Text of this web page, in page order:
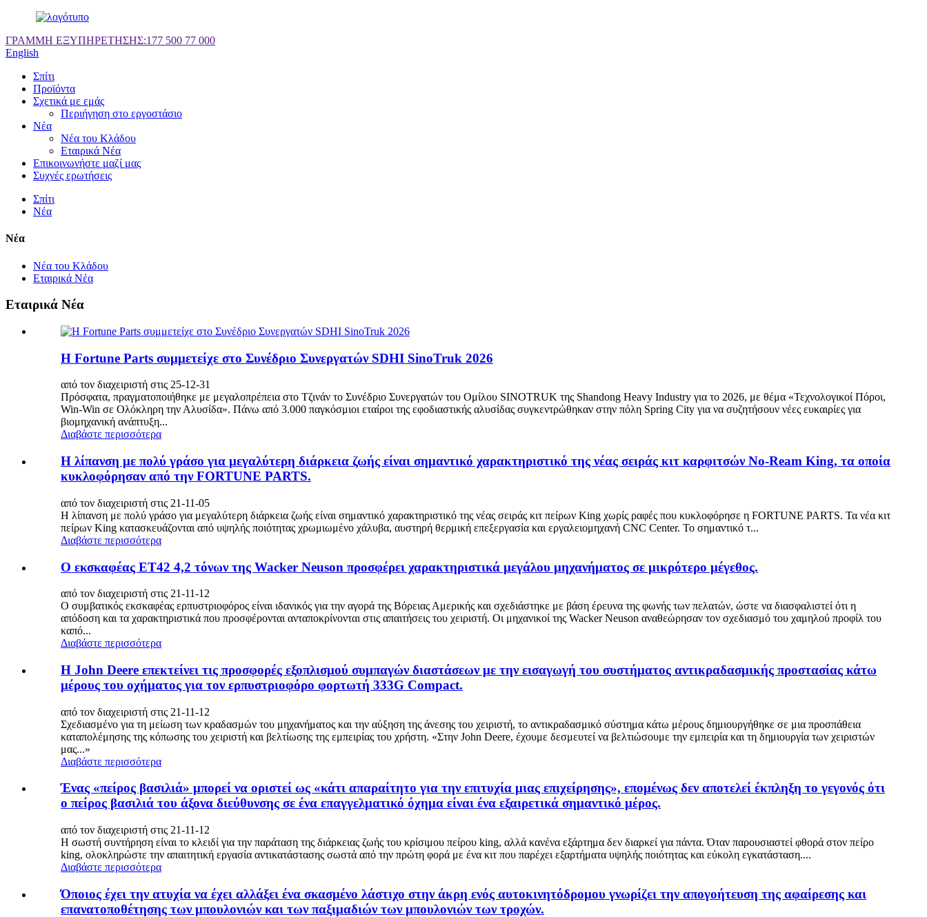
ΓΡΑΜΜΗ ΕΞΥΠΗΡΕΤΗΣΗΣ:177 500 77 000
English
Σπίτι
Προϊόντα
Σχετικά με εμάς
Περιήγηση στο εργοστάσιο
Νέα
Νέα του Κλάδου
Εταιρικά Νέα
Επικοινωνήστε μαζί μας
Συχνές ερωτήσεις
Σπίτι
Νέα
Νέα
Νέα του Κλάδου
Εταιρικά Νέα
Εταιρικά Νέα
Η Fortune Parts συμμετείχε στο Συνέδριο Συνεργατών SDHI SinoTruk 2026
από τον διαχειριστή στις 25-12-31
Πρόσφατα, πραγματοποιήθηκε με μεγαλοπρέπεια στο Τζινάν το Συνέδριο Συνεργατών του Ομίλου SINOTRUK της Shandong Heavy Industry για το 2026, με θέμα «Τεχνολογικοί Πόροι,
Win-Win σε Ολόκληρη την Αλυσίδα». Πάνω από 3.000 παγκόσμιοι εταίροι της εφοδιαστικής αλυσίδας συγκεντρώθηκαν στην πόλη Spring City για να συζητήσουν νέες ευκαιρίες για
βιομηχανική ανάπτυξη...
Διαβάστε περισσότερα
Η λίπανση με πολύ γράσο για μεγαλύτερη διάρκεια ζωής είναι σημαντικό χαρακτηριστικό της νέας σειράς κιτ καρφιτσών No-Ream King, τα οποία
κυκλοφόρησαν από την FORTUNE PARTS.
από τον διαχειριστή στις 21-11-05
Η λίπανση με πολύ γράσο για μεγαλύτερη διάρκεια ζωής είναι σημαντικό χαρακτηριστικό της νέας σειράς κιτ πείρων King χωρίς ραφές που κυκλοφόρησε η FORTUNE PARTS. Τα νέα κιτ
πείρων King κατασκευάζονται από υψηλής ποιότητας χρωμιωμένο χάλυβα, αυστηρή θερμική επεξεργασία και εργαλειομηχανή CNC Center. Το σημαντικό τ...
Διαβάστε περισσότερα
Ο εκσκαφέας ET42 4,2 τόνων της Wacker Neuson προσφέρει χαρακτηριστικά μεγάλου μηχανήματος σε μικρότερο μέγεθος.
από τον διαχειριστή στις 21-11-12
Ο συμβατικός εκσκαφέας ερπυστριοφόρος είναι ιδανικός για την αγορά της Βόρειας Αμερικής και σχεδιάστηκε με βάση έρευνα της φωνής των πελατών, ώστε να διασφαλιστεί ότι η
απόδοση και τα χαρακτηριστικά που προσφέρονται ανταποκρίνονται στις απαιτήσεις του χειριστή. Οι μηχανικοί της Wacker Neuson αναθεώρησαν τον σχεδιασμό του χαμηλού προφίλ του
καπό...
Διαβάστε περισσότερα
Η John Deere επεκτείνει τις προσφορές εξοπλισμού συμπαγών διαστάσεων με την εισαγωγή του συστήματος αντικραδασμικής προστασίας κάτω
μέρους του οχήματος για τον ερπυστριοφόρο φορτωτή 333G Compact.
από τον διαχειριστή στις 21-11-12
Σχεδιασμένο για τη μείωση των κραδασμών του μηχανήματος και την αύξηση της άνεσης του χειριστή, το αντικραδασμικό σύστημα κάτω μέρους δημιουργήθηκε σε μια προσπάθεια
καταπολέμησης της κόπωσης του χειριστή και βελτίωσης της εμπειρίας του χρήστη. «Στην John Deere, έχουμε δεσμευτεί να βελτιώσουμε την εμπειρία και τη δημιουργία των χειριστών
μας...»
Διαβάστε περισσότερα
Ένας «πείρος βασιλιά» μπορεί να οριστεί ως «κάτι απαραίτητο για την επιτυχία μιας επιχείρησης», επομένως δεν αποτελεί έκπληξη το γεγονός ότι
ο πείρος βασιλιά του άξονα διεύθυνσης σε ένα επαγγελματικό όχημα είναι ένα εξαιρετικά σημαντικό μέρος.
από τον διαχειριστή στις 21-11-12
Η σωστή συντήρηση είναι το κλειδί για την παράταση της διάρκειας ζωής του κρίσιμου πείρου king, αλλά κανένα εξάρτημα δεν διαρκεί για πάντα. Όταν παρουσιαστεί φθορά στον πείρο
king, ολοκληρώστε την απαιτητική εργασία αντικατάστασης σωστά από την πρώτη φορά με ένα κιτ που παρέχει εξαρτήματα υψηλής ποιότητας και εύκολη εγκατάσταση....
Διαβάστε περισσότερα
Όποιος έχει την ατυχία να έχει αλλάξει ένα σκασμένο λάστιχο στην άκρη ενός αυτοκινητόδρομου γνωρίζει την απογοήτευση της αφαίρεσης και
επανατοποθέτησης των μπουλονιών και των παξιμαδιών των μπουλονιών των τροχών.